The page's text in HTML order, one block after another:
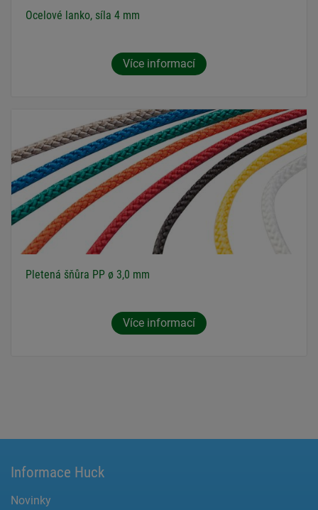
Ocelové lanko, síla 4 mm
Více informací
Pletená šňůra PP ø 3,0 mm
Více informací
Informace Huck
Novinky